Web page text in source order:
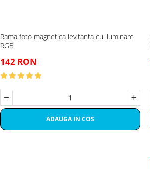
Rama foto magnetica levitanta cu iluminare
RGB
142 RON
ADAUGA IN COS